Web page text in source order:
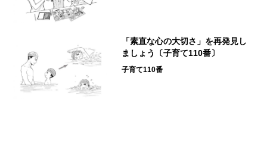
「素直な心の大切さ」を再発見し
ましょう〔子育て110番〕
子育て110番